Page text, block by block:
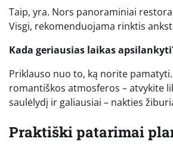
Taip, yra. Nors panoraminiai
Visgi, rekomenduojama rinktis
Kada geriausias laikas
Priklauso nuo to, ką norite
romantiškos atmosferos – atvykite
saulėlydį ir galiausiai – nakties
Praktiški patarimai